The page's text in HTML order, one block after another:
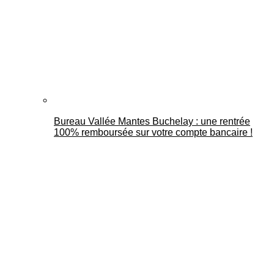
Bureau Vallée Mantes Buchelay : une rentrée
100% remboursée sur votre compte bancaire !